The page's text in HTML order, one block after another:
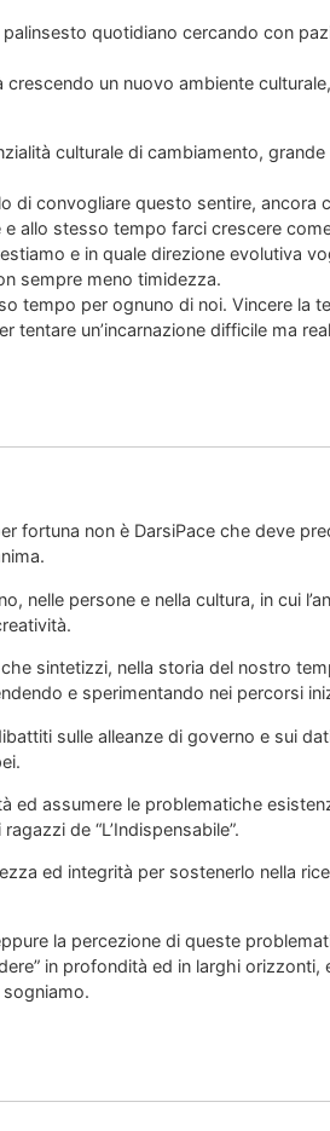
quotidiano cercando con
un nuovo ambiente
culturale di cambiamento,
di convogliare questo sentire, ancora
allo stesso tempo farci crescere
e in quale direzione evolutiva
sempre meno timidezza.
tempo per ognuno di noi. Vincere la
tentare un’incarnazione difficile ma
fortuna non è DarsiPace che deve
nelle persone e nella cultura, in cui
sintetizzi, nella storia del nostro
e sperimentando nei percorsi
sulle alleanze di governo e sui
ed assumere le problematiche
de “L’Indispensabile”.
ed integrità per sostenerlo nella
la percezione di queste
in profondità ed in larghi
sogniamo.